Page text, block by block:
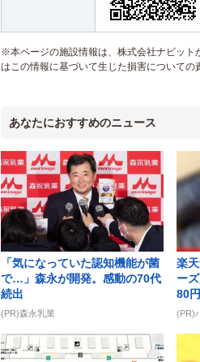
※本ページの施設情報は、株式会社ナビット
はこの情報に基づいて生じた損害についての
あなたにおすすめのニュース
「気になっていた認知機能が菌
で…」森永が開発。感動の70代
続出
(PR)森永乳業
楽
ー
80
(PR)